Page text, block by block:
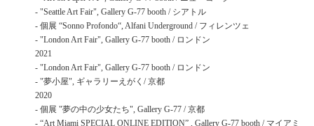
- "Seattle Art Fair", Gallery G-77 booth / シアトル
- 個展 “Sonno Profondo“, Alfani Underground / フィレンツェ
- "London Art Fair", Gallery G-77 booth / ロンドン
2021
- "London Art Fair", Gallery G-77 booth / ロンドン
- "夢小屋", ギャラリーえがく/ 京都
2020
- 個展 "夢の中の少女たち", Gallery G-77 / 京都
- “Art Miami SPECIAL ONLINE EDITION” , Gallery G-77 booth / マイアミ